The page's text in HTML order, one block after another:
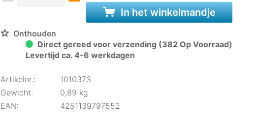
In het winkelmandje
Onthouden
Direct gereed voor verzending (382 Op Voorraad)
Levertijd ca. 4-6 werkdagen
Artikelnr.:
1010373
Gewicht:
0,89 kg
EAN:
4251139797552